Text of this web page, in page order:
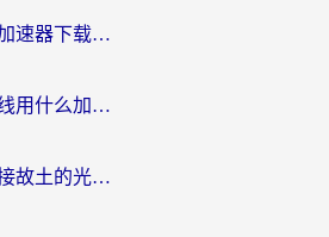
海外崩坏：星穹铁道加速器下载安装：一份给游子的终极网络指南
境外玩航海王热血航线用什么加速器？2026海外玩家实测最优方案（附欧洲问道堡垒前线加速技巧）
在异国他乡，寻找连接故土的光明大陆免费加速器